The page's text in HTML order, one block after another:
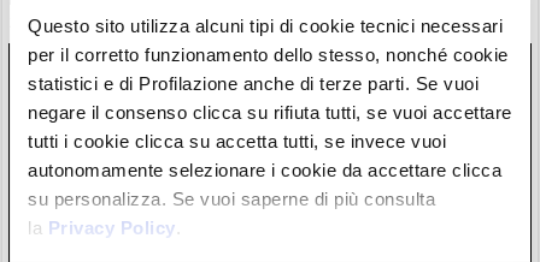
Questo sito utilizza alcuni tipi di cookie tecnici necessari
per il corretto funzionamento dello stesso, nonché cookie
statistici e di Profilazione anche di terze parti. Se vuoi
negare il consenso clicca su rifiuta tutti, se vuoi accettare
tutti i cookie clicca su accetta tutti, se invece vuoi
autonomamente selezionare i cookie da accettare clicca
su personalizza. Se vuoi saperne di più consulta
la Privacy Policy.
28/07/26 20:17